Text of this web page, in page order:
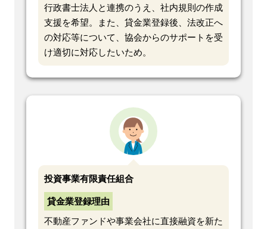
行政書士法人と連携のうえ、社内規則の作成
支援を希望。また、貸金業登録後、法改正へ
の対応等について、協会からのサポートを受
け適切に対応したいため。
投資事業有限責任組合
貸金業登録理由
不動産ファンドや事業会社に直接融資を新た